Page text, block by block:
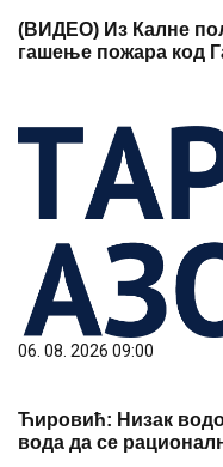
(ВИДЕО) Из Калне
гашење пожара код
06. 08. 2026 09:00
Ћировић: Низак
вода да се